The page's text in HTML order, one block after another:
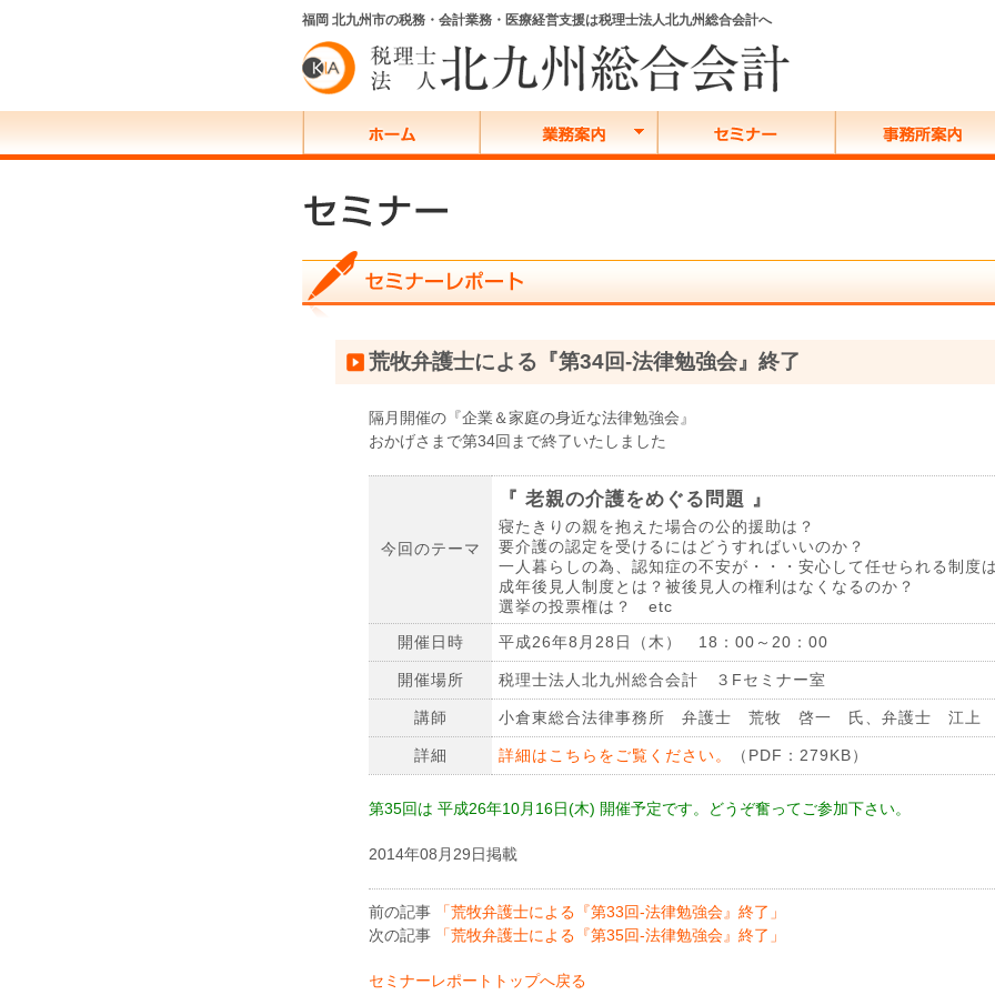
福岡 北九州市の税務・会計業務・医療経営支援は税理士法人北九州総合会計へ
荒牧弁護士による『第34回-法律勉強会』終了
隔月開催の『企業＆家庭の身近な法律勉強会』
おかげさまで第34回まで終了いたしました
今回のテーマ
『 老親の介護をめぐる問題 』
寝たきりの親を抱えた場合の公的援助は？
要介護の認定を受けるにはどうすればいいのか？
一人暮らしの為、認知症の不安が・・・安心して任せられる制度
成年後見人制度とは？被後見人の権利はなくなるのか？
選挙の投票権は？ etc
開催日時
平成26年8月28日（木） 18：00～20：00
開催場所 税理士法人北九州総合会計 ３Fセミナー室
講師 小倉東総合法律事務所 弁護士 荒牧 啓一 氏、弁護士 江
詳細 詳細はこちらをご覧ください。 （PDF：279KB）
第35回は 平成26年10月16日(木) 開催予定です。どうぞ奮ってご参加下さい。
2014年08月29日掲載
前の記事
「荒牧弁護士による『第33回-法律勉強会』終了」
次の記事
「荒牧弁護士による『第35回-法律勉強会』終了」
セミナーレポートトップへ戻る